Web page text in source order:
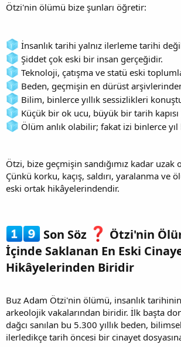
Ötzi'nin ölümü bize şunları öğretir:
İnsanlık tarihi yalnız ilerleme tarihi
Şiddet çok eski bir insan gerçeğidir.
Teknoloji, çatışma ve statü eski
Beden, geçmişin en dürüst
Bilim, binlerce yıllık sessizlikleri
Küçük bir ok ucu, büyük bir tarih kapısı
Ölüm anlık olabilir; fakat izi binlerce yıl
Ötzi, bize geçmişin sandığımız kadar uzak
Çünkü korku, kaçış, saldırı, yaralanma ve
eski ortak hikâyelerindendir.
Son Söz
Ötzi'nin
İçinde Saklanan En Eski
Hikâyelerinden Biridir​
Buz Adam Ötzi'nin ölümü, insanlık tarihinin
arkeolojik vakalarından biridir. İlk başta
dağcı sanılan bu 5.300 yıllık beden,
ilerledikçe tarih öncesi bir cinayet